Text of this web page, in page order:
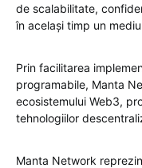
de scalabilitate,
în același timp un
Prin facilitarea
programabile, Manta
ecosistemului Web3,
tehnologiilor
Manta Network